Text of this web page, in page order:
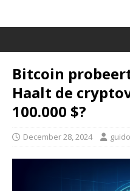
Bitcoin
Haalt de
100.000 $?
December 28, 2024 guido